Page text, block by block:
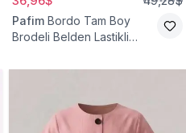
Pafim Bordo Tam Boy
Brodeli Belden Lastikli